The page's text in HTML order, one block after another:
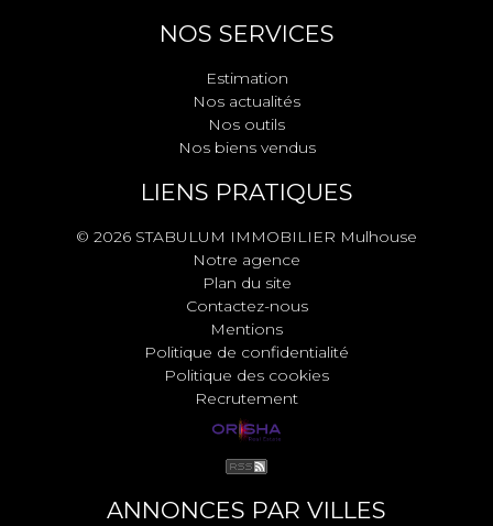
NOS SERVICES
Estimation
Nos actualités
Nos outils
Nos biens vendus
LIENS PRATIQUES
© 2026 STABULUM IMMOBILIER Mulhouse
Notre agence
Plan du site
Contactez-nous
Mentions
Politique de confidentialité
Politique des cookies
Recrutement
ANNONCES PAR VILLES